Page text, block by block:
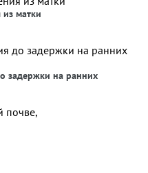
матки
задержки на ранних